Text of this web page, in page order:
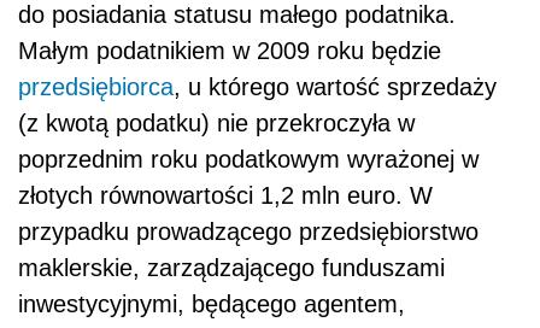
do posiadania statusu małego podatnika.
Małym podatnikiem w 2009 roku będzie
przedsiębiorca, u którego wartość sprzedaży
(z kwotą podatku) nie przekroczyła w
poprzednim roku podatkowym wyrażonej w
złotych równowartości 1,2 mln euro. W
przypadku prowadzącego przedsiębiorstwo
maklerskie, zarządzającego funduszami
inwestycyjnymi, będącego agentem,